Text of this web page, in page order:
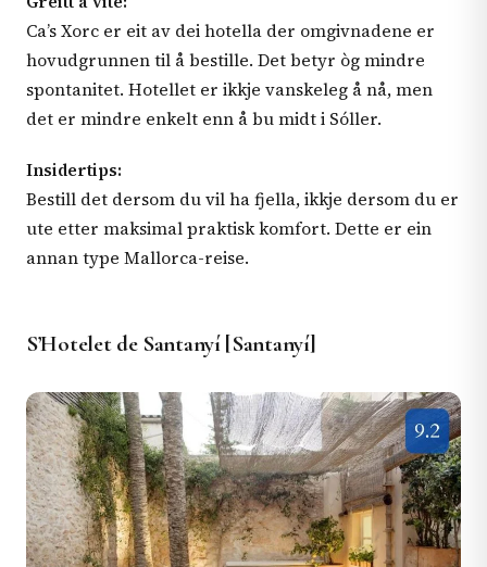
Ca’s Xorc er eit av dei hotella der omgivnadene er
hovudgrunnen til å bestille. Det betyr òg mindre
spontanitet. Hotellet er ikkje vanskeleg å nå, men
det er mindre enkelt enn å bu midt i Sóller.
Insidertips:
Bestill det dersom du vil ha fjella, ikkje dersom du er
ute etter maksimal praktisk komfort. Dette er ein
annan type Mallorca-reise.
S’Hotelet de Santanyí [Santanyí]